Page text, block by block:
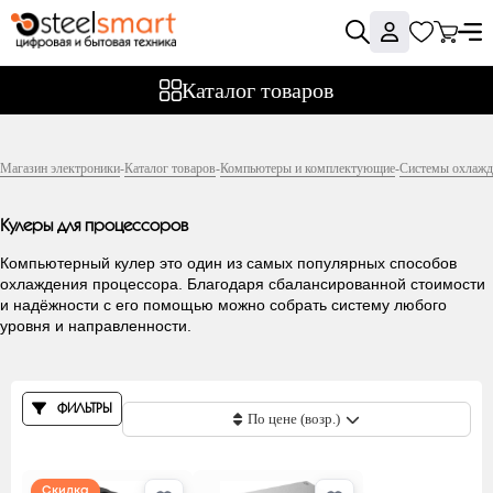
Каталог товаров
Магазин электроники-Каталог товаров-Компьютеры и комплектующие-Системы
Кулеры для процессоров
Компьютерный кулер это один из самых популярных способов
охлаждения процессора. Благодаря сбалансированной стоимости
и надёжности с его помощью можно собрать систему любого
уровня и направленности.
ФИЛЬТРЫ
Активные
фильтры
Фильтры
Производитель
По цене (возр.)
Скидка